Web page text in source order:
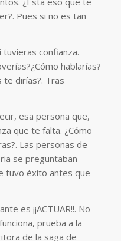
Pues si no es tan
confianza.
hablarías?
te dirías?. Tras
esa persona que,
que te falta. ¿Cómo
Las personas de
se preguntaban
tuvo éxito antes que
es ¡¡ACTUAR!!. No
prueba a la
de la saga de